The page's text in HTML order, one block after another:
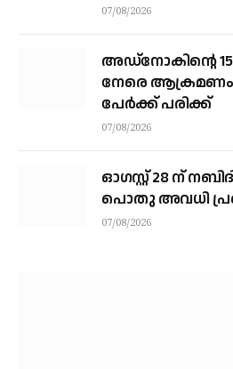
07/08/2026
അഡ്നോകിന്റെ
നേരെ ആക്രമണം;
പേര്‍ക്ക് പരിക്ക്
07/08/2026
ഓഗസ്റ്റ് 28 ന്
പൊതു അവധി
07/08/2026